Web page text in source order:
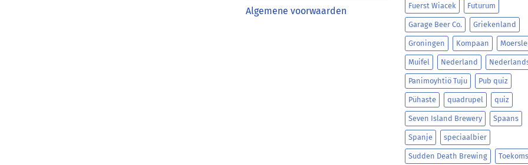
Algemene voorwaarden
Fuerst Wiacek Futurum
Garage Beer Co. Griekenland
Groningen Kompaan
Muifel Nederland
Panimoyhtiö Tuju Pub quiz
Pühaste quadrupel quiz
Seven Island Brewery Spaans
Spanje speciaalbier
Sudden Death Brewing